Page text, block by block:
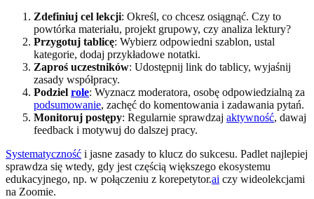
Zdefiniuj cel lekcji: Określ, co chcesz osiągnąć. Czy to
powtórka materiału, projekt grupowy, czy analiza lektury?
Przygotuj tablicę: Wybierz odpowiedni szablon, ustal
kategorie, dodaj przykładowe notatki.
Zaproś uczestników: Udostępnij link do tablicy, wyjaśnij
zasady współpracy.
Podziel role: Wyznacz moderatora, osobę odpowiedzialną za
podsumowanie, zachęć do komentowania i zadawania pytań.
Monitoruj postępy: Regularnie sprawdzaj aktywność, dawaj
feedback i motywuj do dalszej pracy.
Systematyczność i jasne zasady to klucz do sukcesu. Padlet najlepiej
sprawdza się wtedy, gdy jest częścią większego ekosystemu
edukacyjnego, np. w połączeniu z korepetytor.ai czy wideolekcjami
na Zoomie.